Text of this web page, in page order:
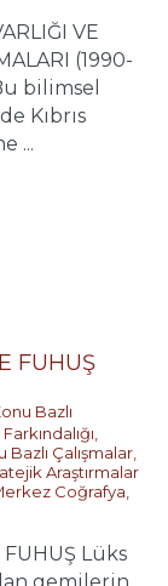
VE
(1990-
Kıbrıs
...
FUHUŞ
Bazlı
,
Bazlı Çalışmalar,
Araştırmalar
Coğrafya,
FUHUŞ Lüks